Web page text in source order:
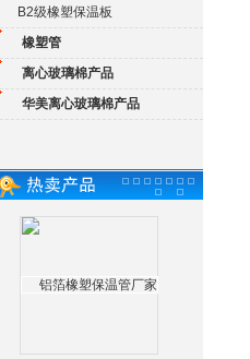
B2级橡塑保温板
橡塑管
离心玻璃棉产品
华美离心玻璃棉产品